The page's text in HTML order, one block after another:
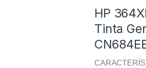
HP
Tinta